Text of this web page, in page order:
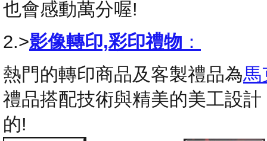
也會感動萬分喔!
2.>影像轉印,彩印禮物 ：
熱門的轉印商品及客製禮品為馬
禮品搭配技術與精美的美工設
的!